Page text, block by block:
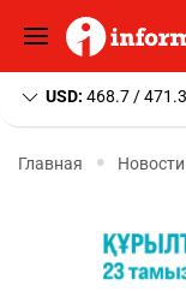
USD: 468.7 / 471.3
Главная Новости